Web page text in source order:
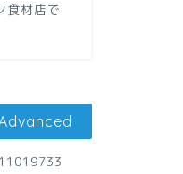
食材店で